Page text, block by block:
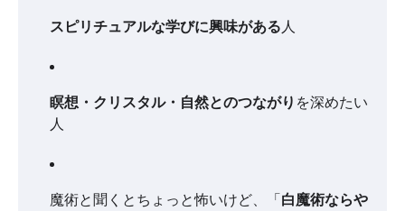
スピリチュアルな学びに興味がある人
瞑想・クリスタル・自然とのつながり を深めたい
人
魔術と聞くとちょっと怖いけど、「白魔術ならや